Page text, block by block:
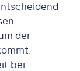
der
bei